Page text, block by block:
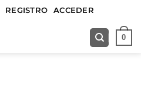
REGISTRO ACCEDER
0